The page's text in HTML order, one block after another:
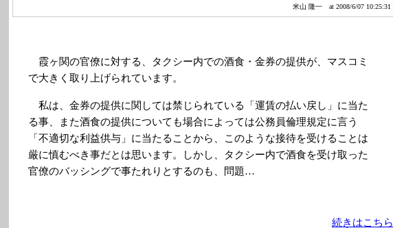
米山 隆一 at 2008/6/07 10:25:31
霞ヶ関の官僚に対する、タクシー内での酒食・金券の提供が、マスコミ
で大きく取り上げられています。
私は、金券の提供に関しては禁じられている「運賃の払い戻し」に当た
る事、また酒食の提供についても場合によっては公務員倫理規定に言う
「不適切な利益供与」に当たることから、このような接待を受けることは
厳に慎むべき事だとは思います。しかし、タクシー内で酒食を受け取った
官僚のバッシングで事たれりとするのも、問題…
続きはこちら